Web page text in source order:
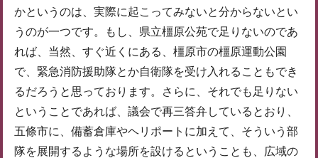
かというのは、実際に起こってみないと分からないとい
うのが一つです。もし、県立橿原公苑で足りないのであ
れば、当然、すぐ近くにある、橿原市の橿原運動公園
で、緊急消防援助隊とか自衛隊を受け入れることもでき
るだろうと思っております。さらに、それでも足りない
ということであれば、議会で再三答弁しているとおり、
五條市に、備蓄倉庫やヘリポートに加えて、そういう部
隊を展開するような場所を設けるということも、広域の